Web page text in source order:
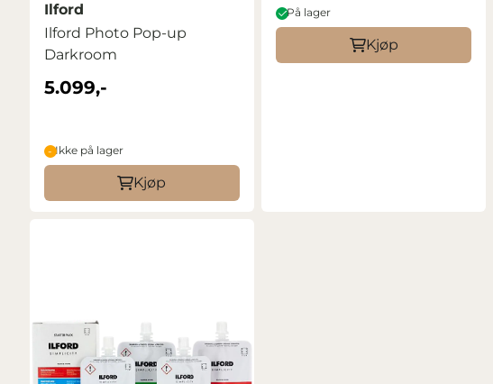
Ilford
Ilford Photo Pop-up
Darkroom
5.099,-
Ikke på lager
Kjøp
På lager
Kjøp